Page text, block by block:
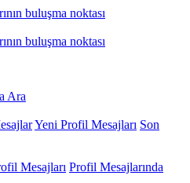
Ara
Yeni Profil Mesajları Son
Mesajları Profil Mesajlarında